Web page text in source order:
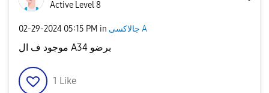
Active Level 8
‎02-29-2024 05:15 PM in جالاكسى A
موجود ف ال A34 برضو
1 Like